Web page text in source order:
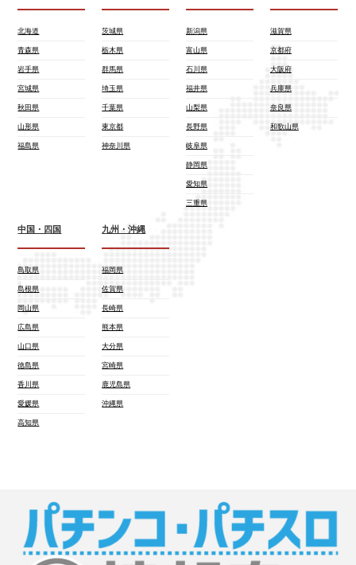
北海道
青森県
岩手県
宮城県
秋田県
山形県
福島県
茨城県
栃木県
群馬県
埼玉県
千葉県
東京都
神奈川県
新潟県
富山県
石川県
福井県
山梨県
長野県
岐阜県
静岡県
愛知県
三重県
滋賀県
京都府
大阪府
兵庫県
奈良県
和歌山県
中国・四国
鳥取県
島根県
岡山県
広島県
山口県
徳島県
香川県
愛媛県
高知県
九州・沖縄
福岡県
佐賀県
長崎県
熊本県
大分県
宮崎県
鹿児島県
沖縄県